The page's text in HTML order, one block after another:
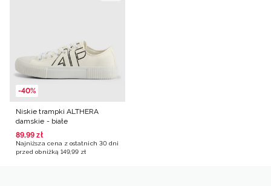
-40%
Niskie trampki ALTHERA
damskie - białe
89,99 zł
Najniższa cena z ostatnich 30 dni
przed obniżką 149,99 zł